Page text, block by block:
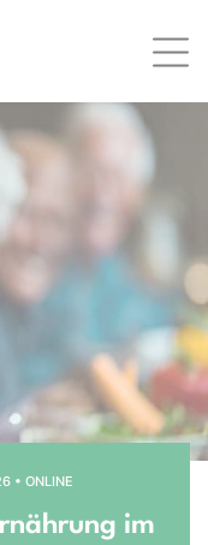
• ONLINE
im